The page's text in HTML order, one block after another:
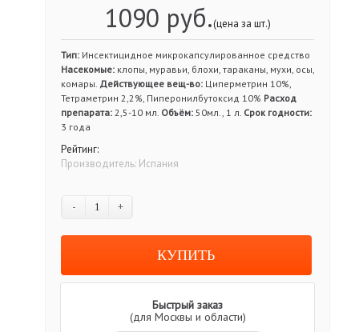
1090 руб.(цена за шт.)
Тип: Инсектицидное микрокапсулированное средство
Насекомые: клопы, муравьи, блохи, тараканы, мухи, осы,
комары. Действующее вещ-во: Циперметрин 10%,
Тетраметрин 2,2%, Пиперонилбутоксид 10% Расход
препарата: 2,5-10 мл. Объём: 50мл., 1 л. Срок годности:
3 года
Рейтинг:
Производитель: Испания
- +
Быстрый заказ
(для Москвы и области)